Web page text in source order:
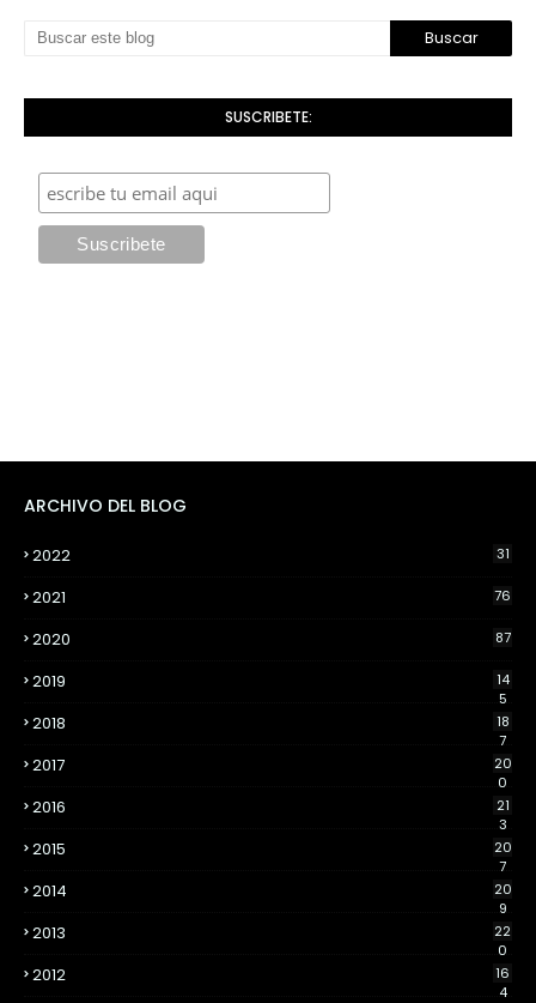
SUSCRIBETE:
ARCHIVO DEL BLOG
2022 31
2021 76
2020 87
2019
14
5
2018
18
7
2017
20
0
2016
21
3
2015
20
7
2014
20
9
2013
22
0
2012
16
4